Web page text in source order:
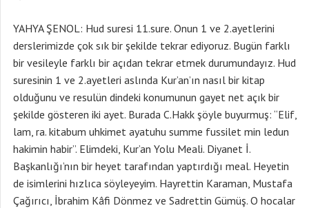
YAHYA ŞENOL: Hud suresi 11.sure. Onun 1 ve 2.ayetlerini
derslerimizde çok sık bir şekilde tekrar ediyoruz. Bugün farklı
bir vesileyle farklı bir açıdan tekrar etmek durumundayız. Hud
suresinin 1 ve 2.ayetleri aslında Kur’an’ın nasıl bir kitap
olduğunu ve resulün dindeki konumunun gayet net açık bir
şekilde gösteren iki ayet. Burada C.Hakk şöyle buyurmuş: “Elif,
lam, ra. kitabum uhkimet ayatuhu summe fussilet min ledun
hakimin habir”. Elimdeki, Kur’an Yolu Meali. Diyanet İ.
Başkanlığı’nın bir heyet tarafından yaptırdığı meal. Heyetin
de isimlerini hızlıca söyleyeyim. Hayrettin Karaman, Mustafa
Çağırıcı, İbrahim Kâfi Dönmez ve Sadrettin Gümüş. O hocalar